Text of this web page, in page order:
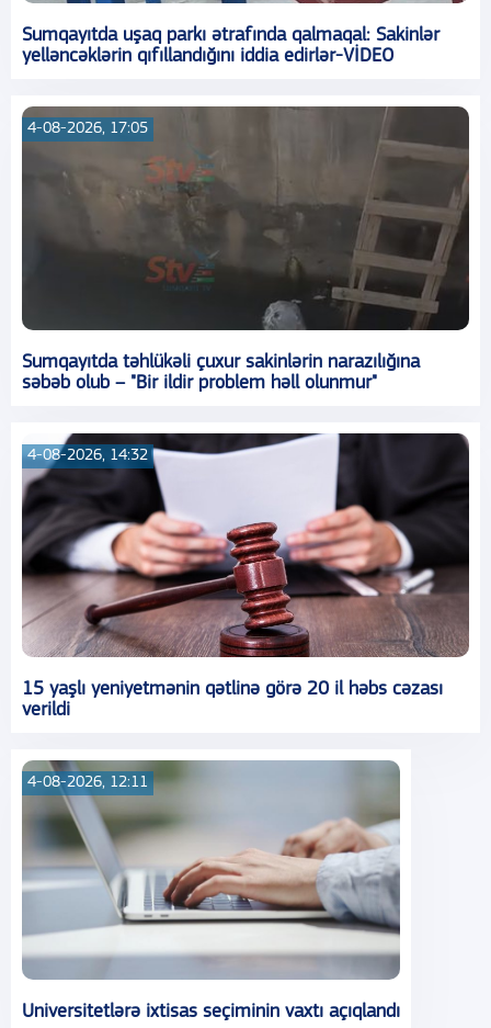
Sumqayıtda uşaq parkı ətrafında qalmaqal: Sakinlər
yelləncəklərin qıfıllandığını iddia edirlər-VİDEO
4-08-2026, 17:05
Sumqayıtda təhlükəli çuxur sakinlərin narazılığına
səbəb olub – "Bir ildir problem həll olunmur"
4-08-2026, 14:32
15 yaşlı yeniyetmənin qətlinə görə 20 il həbs cəzası
verildi
4-08-2026, 12:11
Universitetlərə ixtisas seçiminin vaxtı açıqlandı